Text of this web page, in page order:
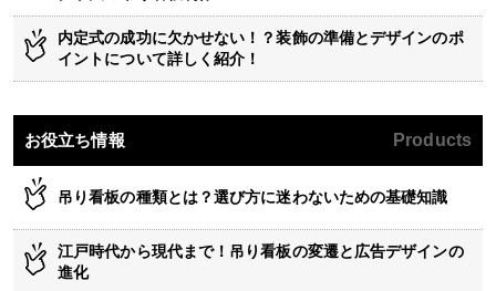
内定式の成功に欠かせない！？装飾の準備とデザインのポ
イントについて詳しく紹介！
お役立ち情報 Products
吊り看板の種類とは？選び方に迷わないための基礎知識
江戸時代から現代まで！吊り看板の変遷と広告デザインの
進化